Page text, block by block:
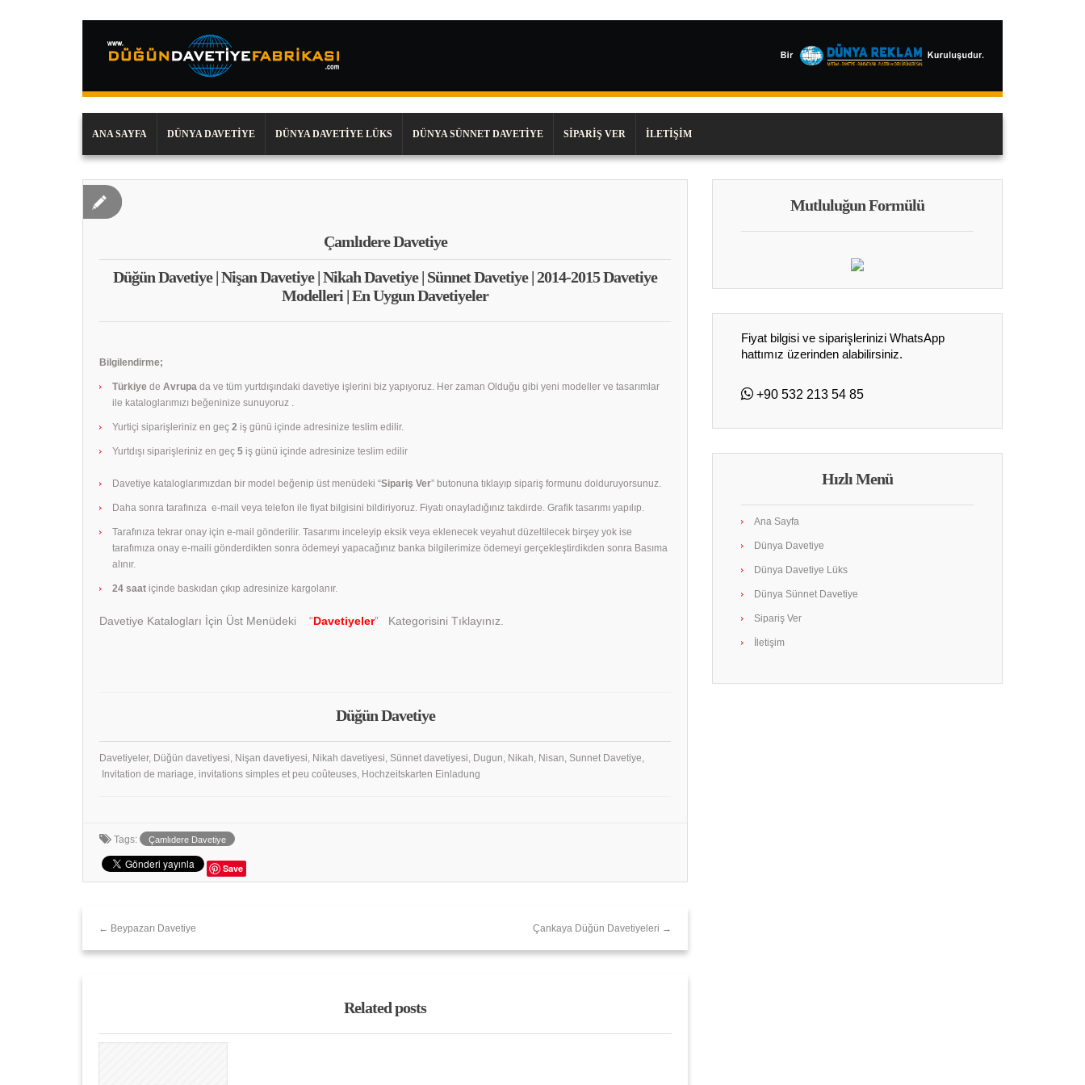
ANA SAYFA DÜNYA DAVETIYE DÜNYA DAVETIYE LÜKS DÜNYA SÜNNET DAVETIYE SIPARIŞ VER İLETIŞIM
Çamlıdere Davetiye
Düğün Davetiye | Nişan Davetiye | Nikah Davetiye | Sünnet Davetiye | 2014-2015 Davetiye
Modelleri | En Uygun Davetiyeler
Bilgilendirme;
Türkiye de Avrupa da ve tüm yurtdışındaki davetiye işlerini biz yapıyoruz. Her zaman Olduğu gibi yeni modeller ve tasarımlar
ile kataloglarımızı beğeninize sunuyoruz .
Yurtiçi siparişleriniz en geç 2 iş günü içinde adresinize teslim edilir.
Yurtdışı siparişleriniz en geç 5 iş günü içinde adresinize teslim edilir
Davetiye kataloglarımızdan bir model beğenip üst menüdeki “Sipariş Ver” butonuna tıklayıp sipariş formunu dolduruyorsunuz.
Daha sonra tarafınıza e-mail veya telefon ile fiyat bilgisini bildiriyoruz. Fiyatı onayladığınız takdirde. Grafik tasarımı yapılıp.
Tarafınıza tekrar onay için e-mail gönderilir. Tasarımı inceleyip eksik veya eklenecek veyahut düzeltilecek birşey yok ise
tarafımıza onay e-maili gönderdikten sonra ödemeyi yapacağınız banka bilgilerimize ödemeyi gerçekleştirdikden sonra Basıma
alınır.
24 saat içinde baskıdan çıkıp adresinize kargolanır.
Davetiye Katalogları İçin Üst Menüdeki “Davetiyeler” Kategorisini Tıklayınız.
Düğün Davetiye
Davetiyeler, Düğün davetiyesi, Nişan davetiyesi, Nikah davetiyesi, Sünnet davetiyesi, Dugun, Nikah, Nisan, Sunnet Davetiye,
Invitation de mariage, invitations simples et peu coûteuses, Hochzeitskarten Einladung
Tags: Çamlıdere Davetiye
Save
← Beypazarı Davetiye Çankaya Düğün Davetiyeleri →
Related posts
Mutluluğun Formülü
Fiyat bilgisi ve siparişlerinizi WhatsApp
hattımız üzerinden alabilirsiniz.
+90 532 213 54 85
Hızlı Menü
Ana Sayfa
Dünya Davetiye
Dünya Davetiye Lüks
Dünya Sünnet Davetiye
Sipariş Ver
İletişim